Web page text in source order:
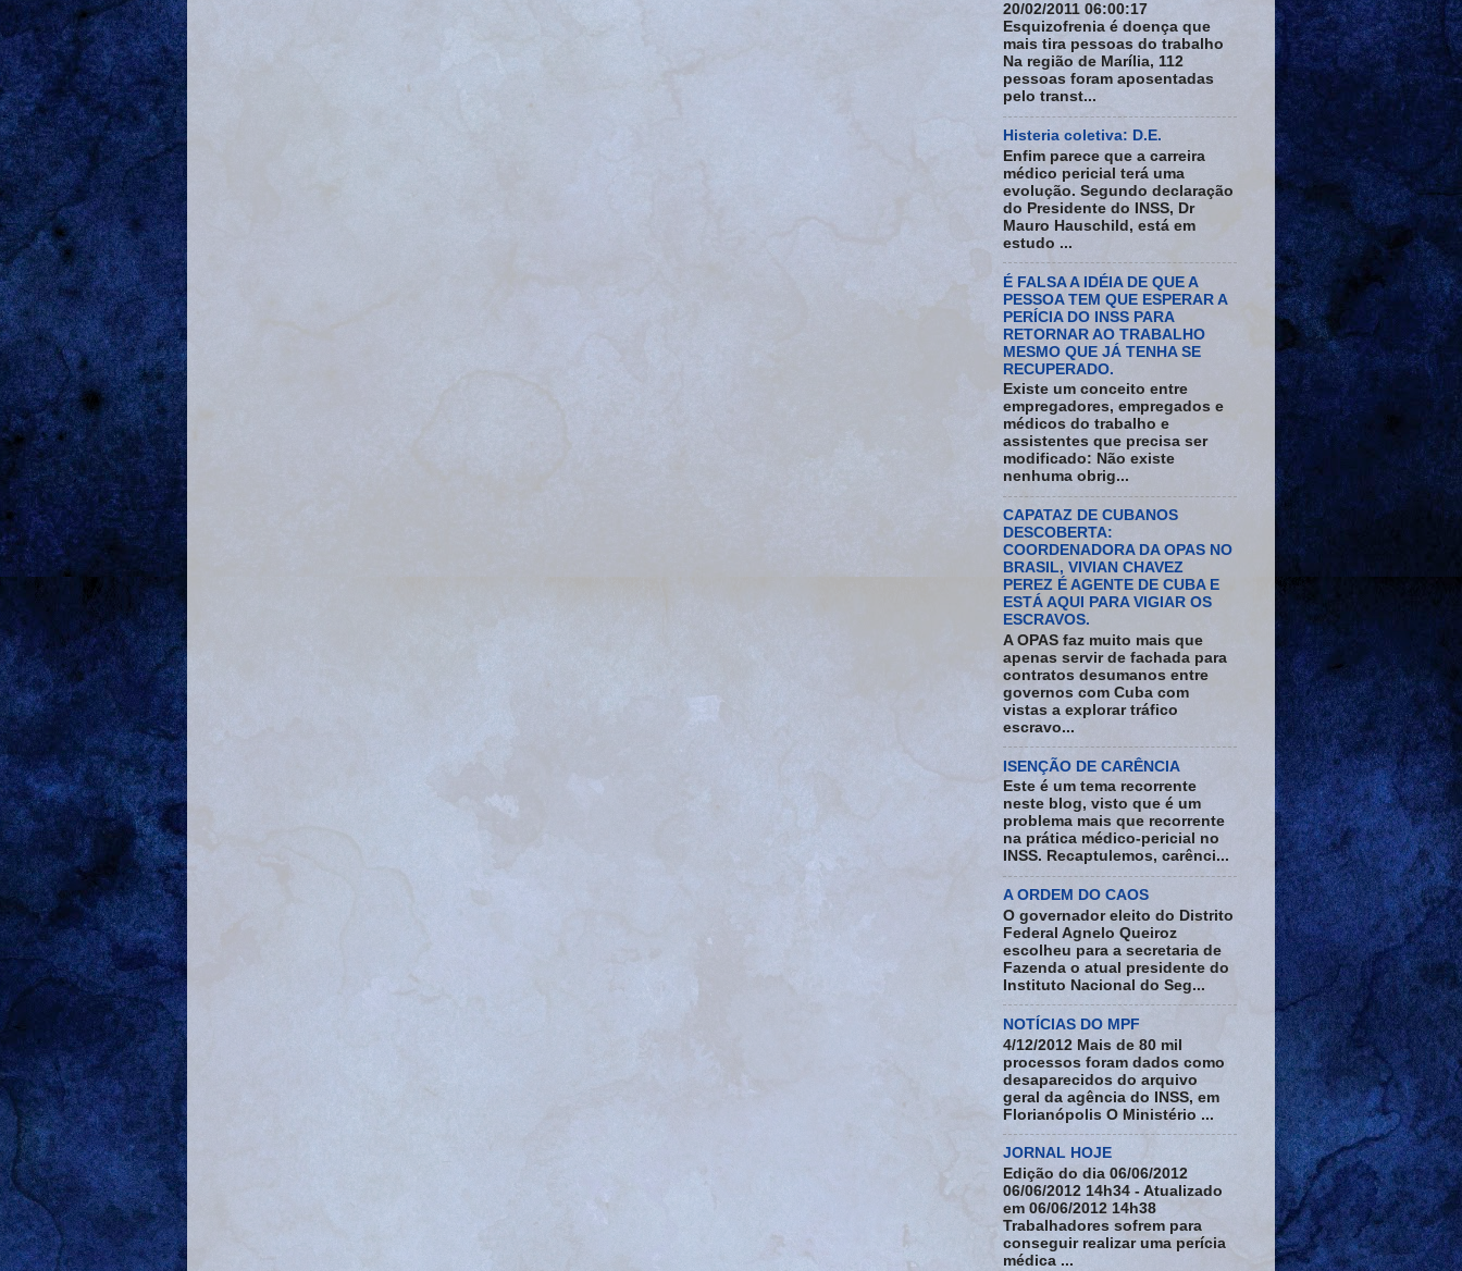
20/02/2011 06:00:17
Esquizofrenia é doença que
mais tira pessoas do trabalho
Na região de Marília, 112
pessoas foram aposentadas
pelo transt...
Histeria coletiva: D.E.
Enfim parece que a carreira
médico pericial terá uma
evolução. Segundo declaração
do Presidente do INSS, Dr
Mauro Hauschild, está em
estudo ...
É FALSA A IDÉIA DE QUE A
PESSOA TEM QUE ESPERAR A
PERÍCIA DO INSS PARA
RETORNAR AO TRABALHO
MESMO QUE JÁ TENHA SE
RECUPERADO.
Existe um conceito entre
empregadores, empregados e
médicos do trabalho e
assistentes que precisa ser
modificado: Não existe
nenhuma obrig...
CAPATAZ DE CUBANOS
DESCOBERTA:
COORDENADORA DA OPAS NO
BRASIL, VIVIAN CHAVEZ
PEREZ É AGENTE DE CUBA E
ESTÁ AQUI PARA VIGIAR OS
ESCRAVOS.
A OPAS faz muito mais que
apenas servir de fachada para
contratos desumanos entre
governos com Cuba com
vistas a explorar tráfico
escravo...
ISENÇÃO DE CARÊNCIA
Este é um tema recorrente
neste blog, visto que é um
problema mais que recorrente
na prática médico-pericial no
INSS. Recaptulemos, carênci...
A ORDEM DO CAOS
O governador eleito do Distrito
Federal Agnelo Queiroz
escolheu para a secretaria de
Fazenda o atual presidente do
Instituto Nacional do Seg...
NOTÍCIAS DO MPF
4/12/2012 Mais de 80 mil
processos foram dados como
desaparecidos do arquivo
geral da agência do INSS, em
Florianópolis O Ministério ...
JORNAL HOJE
Edição do dia 06/06/2012
06/06/2012 14h34 - Atualizado
em 06/06/2012 14h38
Trabalhadores sofrem para
conseguir realizar uma perícia
médica ...